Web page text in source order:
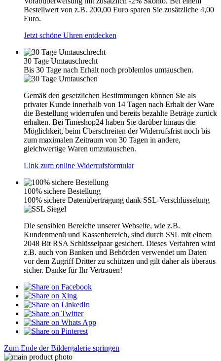
Bestellwert von z.B. 200,00 Euro sparen Sie zusätzliche 4,00
Euro.
Jetzt schöne Uhren entdecken
30 Tage Umtauschrecht
Bis 30 Tage nach Erhalt noch problemlos umtauschen.
Gemäß den gesetzlichen Bestimmungen können Sie als
privater Kunde innerhalb von 14 Tagen nach Erhalt der Ware
die Bestellung widerrufen und bereits bezahlte Beträge zurück
erhalten. Bei Timeshop24 haben Sie darüber hinaus die
Möglichkeit, beim Überschreiten der Widerrufsfrist noch bis
zum maximalen Zeitraum von 30 Tagen in andere,
gleichwertige Waren umzutauschen.
Link zum online Widerrufsformular
100% sichere Bestellung
100% sichere Datenübertragung dank SSL-Verschlüsselung
Die sensiblen Bereiche unserer Webseite, wie z.B.
Kundenmenü und Kassenbereich, sind durch SSL mit einem
2048 Bit RSA Schlüsselpaar gesichert. Dieses Verfahren wird
z.B. auch von Banken und Behörden verwendet um Daten
vor dem Zugriff Dritter zu schützen und gilt daher als überaus
sicher. Danke für Ihr Vertrauen!
Zum Ende der Bildergalerie springen